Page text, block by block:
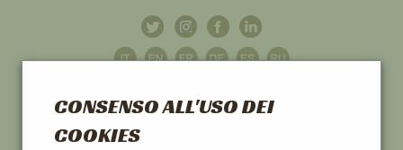
CONSENSO ALL'USO DEI
COOKIES